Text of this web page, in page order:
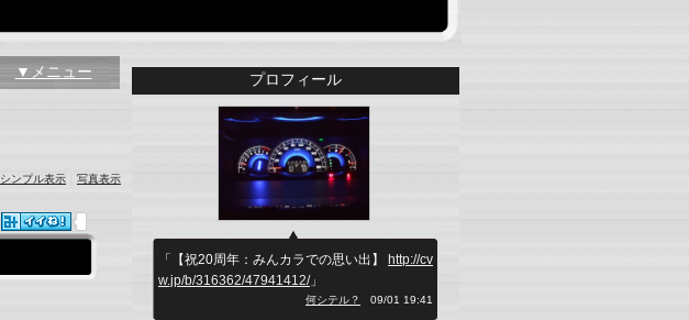
▼メニュー
シンプル表示 写真表示
プロフィール
「【祝20周年：みんカラでの思い出】
http://cv
w.jp/b/316362/47941412/」
何シテル？ 09/01 19:41